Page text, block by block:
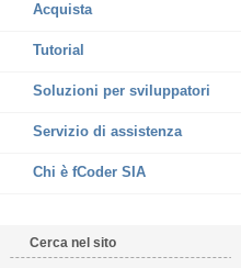
Acquista
Tutorial
Soluzioni per sviluppatori
Servizio di assistenza
Chi è fCoder SIA
Cerca nel sito